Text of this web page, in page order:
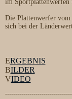
im Sportplattenwerfen
Die Plattenwerfer vom
sich bei der
ERGEBNIS
BILDER
VIDEO